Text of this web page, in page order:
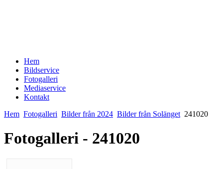
Hem
Bildservice
Fotogalleri
Mediaservice
Kontakt
Hem Fotogalleri Bilder från 2024 Bilder från Solänget 241020
Fotogalleri - 241020